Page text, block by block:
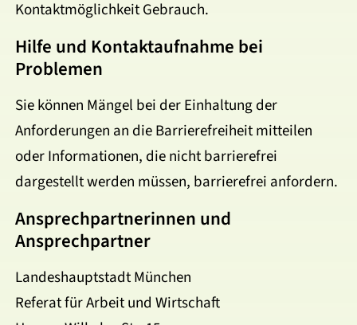
Kontaktmöglichkeit Gebrauch.
Hilfe und Kontaktaufnahme bei
Problemen
Sie können Mängel bei der Einhaltung der
Anforderungen an die Barrierefreiheit mitteilen
oder Informationen, die nicht barrierefrei
dargestellt werden müssen, barrierefrei anfordern.
Ansprechpartnerinnen und
Ansprechpartner
Landeshauptstadt München
Referat für Arbeit und Wirtschaft